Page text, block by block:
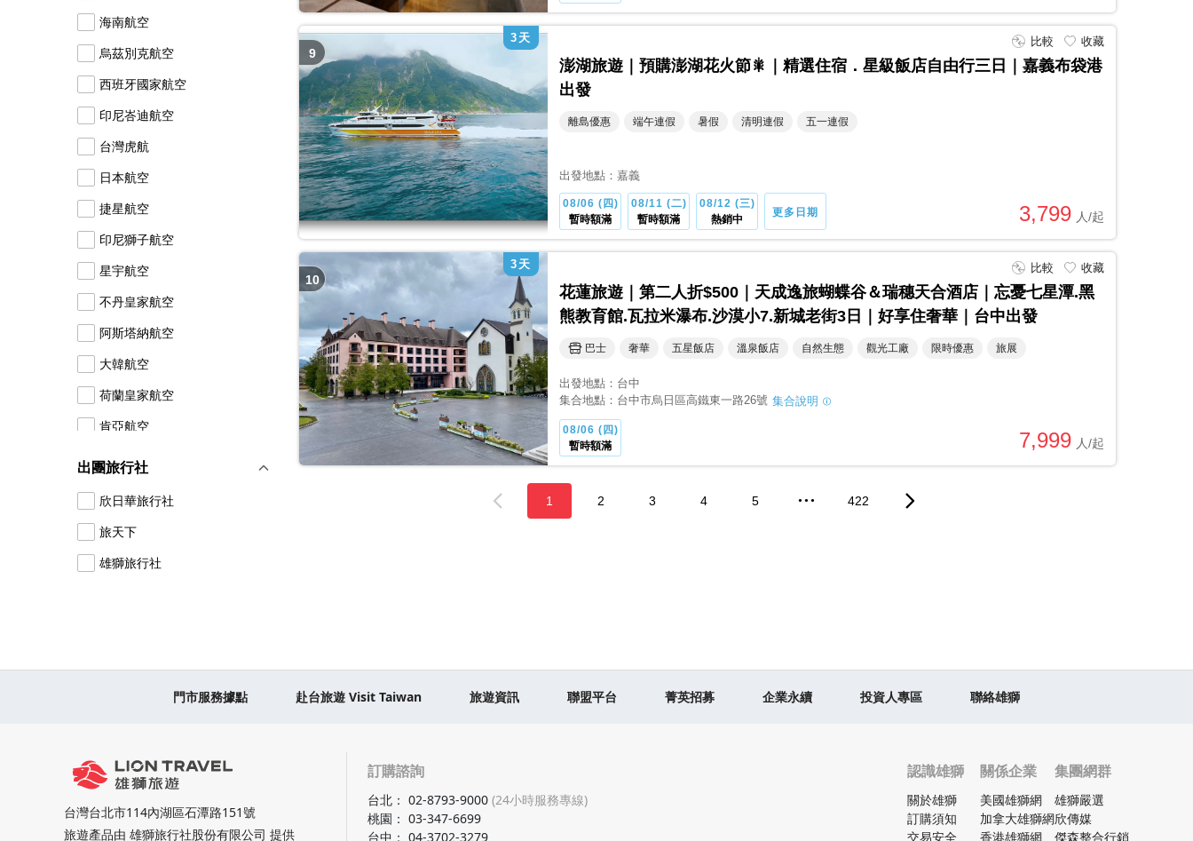
海南航空
烏茲別克航空
西班牙國家航空
印尼峇迪航空
台灣虎航
日本航空
捷星航空
印尼獅子航空
星宇航空
不丹皇家航空
阿斯塔納航空
大韓航空
荷蘭皇家航空
肯亞航空
智利南美航空
澳門航空
蒙古航空
出團旅行社
欣日華旅行社
旅天下
雄獅旅行社
9
3 天 比較 收藏
澎湖旅遊｜預購澎湖花火節🎇｜精選住宿．星級飯店自由行三日｜嘉義布袋港
出發
離島優惠 端午連假 暑假 清明連假 五一連假
出發地點： 嘉義
08/06 (四)
暫時額滿
08/11 (二)
暫時額滿
08/12 (三)
熱銷中
更多日期 3,799
10
3 天 比較 收藏
花蓮旅遊｜第二人折$500｜天成逸旅蝴蝶谷＆瑞穗天合酒店｜忘憂七星潭.黑
熊教育館.瓦拉米瀑布.沙漠小7.新城老街3日｜好享住奢華｜台中出發
巴士 奢華 五星飯店 溫泉飯店 自然生態 觀光工廠 限時優惠 旅展
出發地點： 台中
集合地點： 台中市烏日區高鐵東一路26號 集合說明
08/06 (四)
暫時額滿
7,999
1 2 3 4 5 ••• 422
門市服務據點 赴台旅遊 Visit Taiwan 旅遊資訊 聯盟平台 菁英招募 企業永續 投資人專區 聯絡雄獅
訂購諮詢
台北 ： 02-8793-9000 (24小時服務專線)
桃園 ： 03-347-6699
台中 ： 04-3702-3279
認識雄獅
關於雄獅
訂購須知
交易安全
關係企業
美國雄獅網
加拿大雄獅網
香港雄獅網
集團網群
雄獅嚴選
欣傳媒
傑森整合行銷
台灣台北市114內湖區石潭路151號
旅遊產品由 雄獅旅行社股份有限公司 提供